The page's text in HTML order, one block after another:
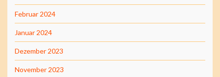
Februar 2024
Januar 2024
Dezember 2023
November 2023